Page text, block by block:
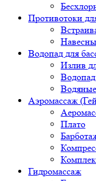
Противотоки
Водопад для
Излив
Аэромассаж
Плато
Гидромассаж